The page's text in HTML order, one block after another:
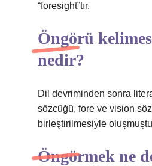
“foresight”tır.
Öngörü
nedir?
Dil devriminden sonra
sözcüğü, fore ve vision
birleştirilmesiyle
Öngörmek ne